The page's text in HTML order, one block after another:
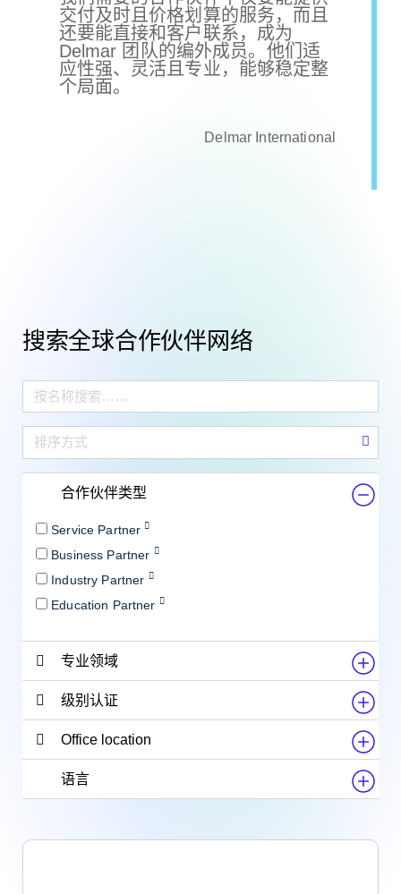
交付及时且价格划算的服务，而且
还要能直接和客户联系，成为
Delmar 团队的编外成员。他们适
应性强、灵活且专业，能够稳定整
个局面。
Delmar International
搜索全球合作伙伴网络
合作伙伴类型
Service Partner
Business Partner
Industry Partner
Education Partner
专业领域
级别认证
Office location
语言